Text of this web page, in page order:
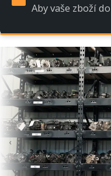
Aby vaše zboží
‹